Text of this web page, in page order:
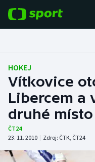
Fotbal
Hokej
Tenis
Atletika
HOKEJ
Vítkovice
Libercem a
druhé místo
ČT24
23. 11. 2010 | Zdroj: ČTK, ČT24